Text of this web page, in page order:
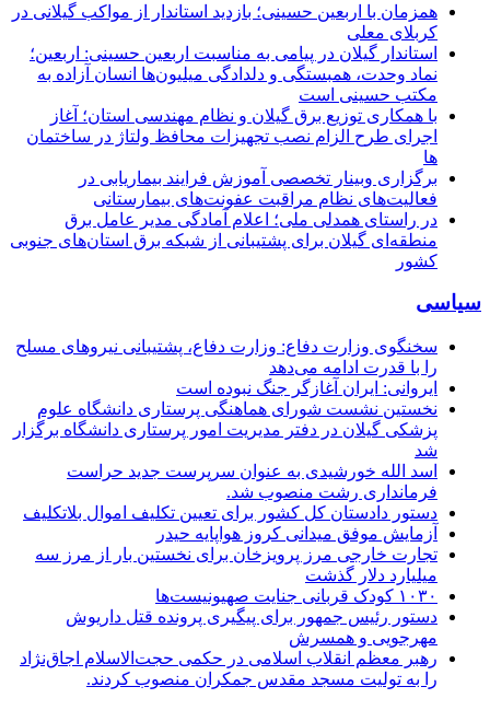
همزمان با اربعین حسینی؛ بازدید استاندار از مواکب گیلانی در
کربلای معلی
استاندار گیلان در پیامی به مناسبت اربعین حسینی: اربعین؛
نماد وحدت، همبستگی و دلدادگی میلیون‌ها انسان آزاده به
مکتب حسینی است
با همکاری توزیع برق گیلان و نظام مهندسی استان؛ آغاز
اجرای طرح الزام نصب تجهیزات محافظ ولتاژ در ساختمان
ها
برگزاری وبینار تخصصی آموزش فرایند بیماریابی در
فعالیت‌های نظام مراقبت عفونت‌های بیمارستانی
در راستای همدلی ملی؛ اعلام آمادگی مدیر عامل برق
منطقه‌ای گیلان برای پشتیبانی از شبكه برق استان‌های جنوبی
كشور
سیاسی
سخنگوی وزارت دفاع: وزارت دفاع، پشتیبانی نیرو‌های مسلح
را با قدرت ادامه می‌دهد
ایروانی: ایران آغازگر جنگ نبوده است
نخستین نشست شورای هماهنگی پرستاری دانشگاه علوم
پزشکی گیلان در دفتر مدیریت امور پرستاری دانشگاه برگزار
شد
اسد الله خورشیدی به عنوان سرپرست جدید حراست
فرمانداری رشت منصوب شد.
دستور دادستان کل کشور برای تعیین تکلیف اموال بلاتکلیف
آزمایش موفق میدانی کروز هواپایه حیدر
تجارت خارجی مرز پرویزخان برای نخستین بار از مرز سه
میلیارد دلار گذشت
۱۰۳۰ کودک قربانی جنایت صهیونیست‌ها
دستور رئیس جمهور برای پیگیری پرونده قتل داریوش
مهرجویی و همسرش
رهبر معظم انقلاب اسلامی در حکمی حجت‌الاسلام اجاق‌نژاد
را به تولیت مسجد مقدس جمکران منصوب کردند.